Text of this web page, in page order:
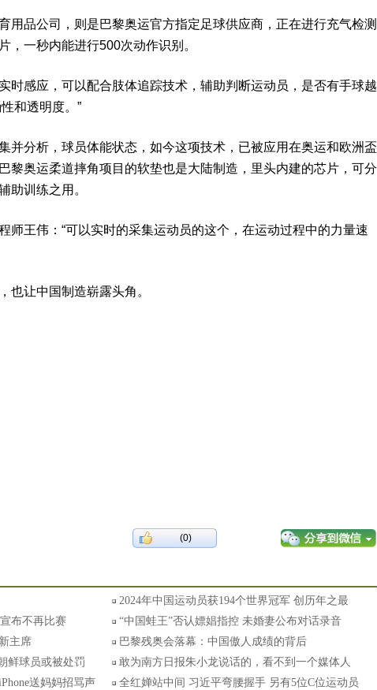
用品公司，则是巴黎奥运官方指定足球供应商，正在进行充气检测
，一秒内能进行500次动作识别。
时感应，可以配合肢体追踪技术，辅助判断运动员，是否有手球越
和透明度。”
并分析，球员体能状态，如今这项技术，已被应用在奥运和欧洲盃
黎奥运柔道摔角项目的软垫也是大陆制造，里头内建的芯片，可分
助训练之用。
师王伟：“可以实时的采集运动员的这个，在运动过程中的力量速
也让中国制造崭露头角。
(0)
2024年中国运动员获194个世界冠军 创历年之最
布不再比赛
“中国蛙王”否认嫖娼指控 未婚妻公布对话录音
主席
巴黎残奥会落幕：中国傲人成绩的背后
鲜球员或被处罚
敢为南方日报朱小龙说话的，看不到一个媒体人
送妈妈招骂声
全红婵站中间 习近平弯腰握手 另有5位C位运动员